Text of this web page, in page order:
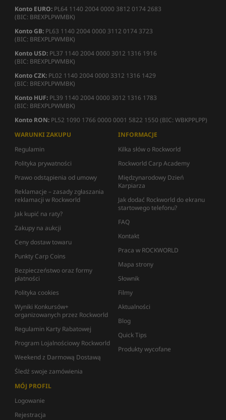
Konto EURO: PL64 1140 2004 0000 3812 0174 2683
(BIC: BREXPLPWMBK)
Konto GB: PL63 1140 2004 0000 3112 0174 3723
(BIC: BREXPLPWMBK)
Konto USD: PL37 1140 2004 0000 3012 1316 1916
(BIC: BREXPLPWMBK)
Konto CZK: PL02 1140 2004 0000 3312 1316 1429
(BIC: BREXPLPWMBK)
Konto HUF: PL39 1140 2004 0000 3012 1316 1783
(BIC: BREXPLPWMBK)
Konto RON: PL52 1090 1766 0000 0001 5822 1550 (BIC: WBKPPLPP)
WARUNKI ZAKUPU
Regulamin
Polityka prywatności
Prawo odstąpienia od umowy
Reklamacje – zasady zgłaszania
reklamacji w Rockworld
Jak kupić na raty?
Zakupy na aukcji
Ceny dostaw towaru
Punkty Carp Coins
Bezpieczeństwo oraz formy
płatności
Polityka cookies
Wyniki Konkursów+
organizowanych przez Rockworld
Regulamin Karty Rabatowej
Program Lojalnościowy Rockworld
Weekend z Darmową Dostawą
Śledź swoje zamówienia
INFORMACJE
Kilka słów o Rockworld
Rockworld Carp Academy
Międzynarodowy Dzień
Karpiarza
Jak dodać Rockworld do ekranu
startowego telefonu?
FAQ
Kontakt
Praca w ROCKWORLD
Mapa strony
Słownik
Filmy
Aktualności
Blog
Quick Tips
Produkty wycofane
MÓJ PROFIL
Logowanie
Rejestracja